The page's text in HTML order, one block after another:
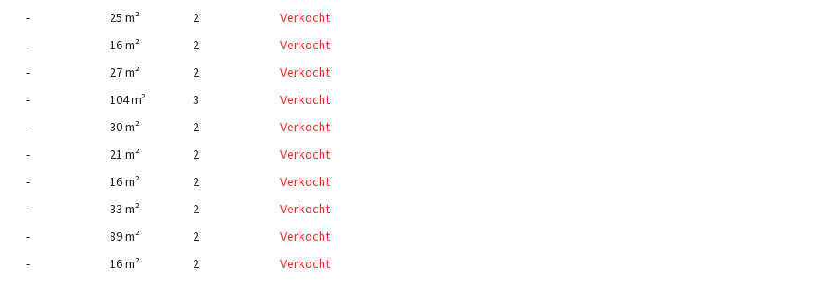
- 25 m² 2
Verkocht
- 16 m² 2
Verkocht
- 27 m² 2
Verkocht
- 104 m² 3
Verkocht
- 30 m² 2
Verkocht
- 21 m² 2
Verkocht
- 16 m² 2
Verkocht
- 33 m² 2
Verkocht
- 89 m² 2
Verkocht
- 16 m² 2 Verkocht